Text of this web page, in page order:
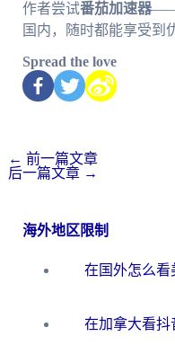
作者尝试番茄加速器——
国内，随时都能享受到
Spread the love
← 前一篇文章
后一篇文章 →
海外地区限制